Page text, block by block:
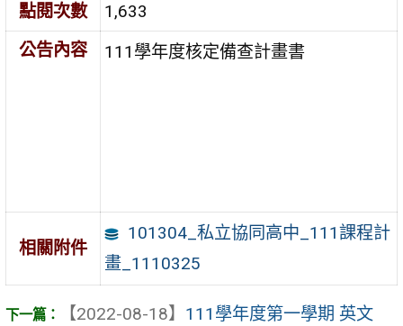
點閱次數
1,633
公告內容
111學年度核定備查計畫書
相關附件
101304_私立協同高中_111課程計
畫_1110325
【2022-08-18】 111學年度第一學期 英文